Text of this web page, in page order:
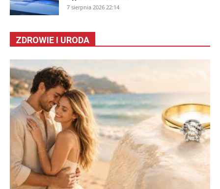
7 sierpnia 2026 22:14
ZDROWIE I URODA